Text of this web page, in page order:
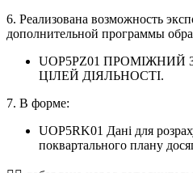
6. Реализована возможность
дополнительной программы
UOP5PZ01
ЦІЛЕЙ ДІЯЛЬНОСТІ.
7. В форме:
UOP5RK01 Дані для
поквартального плану